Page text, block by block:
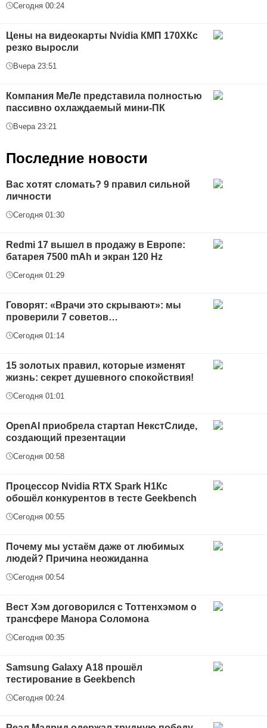
Сегодня 00:24
Цены на видеокарты Nvidia КМП 170ХКс
резко выросли
Вчера 23:51
Компания МеЛе представила полностью
пассивно охлаждаемый мини-ПК
Вчера 23:21
Последние новости
Вас хотят сломать? 9 правил сильной
личности
Сегодня 01:30
Redmi 17 вышел в продажу в Европе:
батарея 7500 mAh и экран 120 Hz
Сегодня 01:29
Говорят: «Врачи это скрывают»: мы
проверили 7 советов…
Сегодня 01:14
15 золотых правил, которые изменят
жизнь: секрет душевного спокойствия!
Сегодня 01:01
OpenAI приобрела стартап НекстСлиде,
создающий презентации
Сегодня 00:58
Процессор Nvidia RTX Spark Н1Кс
обошёл конкурентов в тесте Geekbench
Сегодня 00:55
Почему мы устаём даже от любимых
людей? Причина неожиданна
Сегодня 00:54
Вест Хэм договорился с Тоттенхэмом о
трансфере Манора Соломона
Сегодня 00:35
Samsung Galaxy А18 прошёл
тестирование в Geekbench
Сегодня 00:24